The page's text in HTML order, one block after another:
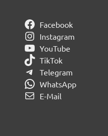
Facebook
Instagram
YouTube
TikTok
Telegram
WhatsApp
E-Mail